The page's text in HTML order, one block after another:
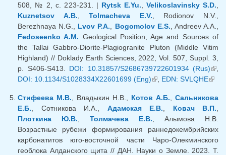
508, № 2, с. 223-231. | Rytsk E.Yu. Velikoslavinsky S.D.
Kuznetsov A.B. ,Tolmacheva E.V. , Rodionov N.V.,
Berezhnaya N.G., Lvov P.A. Bogomolov E.S. , Andreev A.A.,
Fedoseenko A.M. Geological Position, Age and Sources of
the Tallai Gabbro-Diorite-Plagiogranite Pluton (Middle Vitim
Highland) // Doklady Earth Sciences, 2022, Vol. 507, Suppl. 3,
p. S406-S413. DOI: 10.31857/S2686739722601934 (Rus)
DOI: 10.1134/S1028334X22601699 (Eng)(внешняя ссылка)
EDN: SVLQHE
Стифеева М.В. , Владыкин Н.В., Котов А.Б.
Сальникова
Е.Б. , Сотникова И.А., Адамская Е.В. Ковач В.П.
Плоткина Ю.В.
Толмачева Е.В. , Алымова Н.В.
Возрастные рубежи формирования раннедокембрийских
карбонатитов юго-восточной части Чаро-Олекминского
геоблока Алданского щита // ДАН. Науки о Земле. 2023. Т.